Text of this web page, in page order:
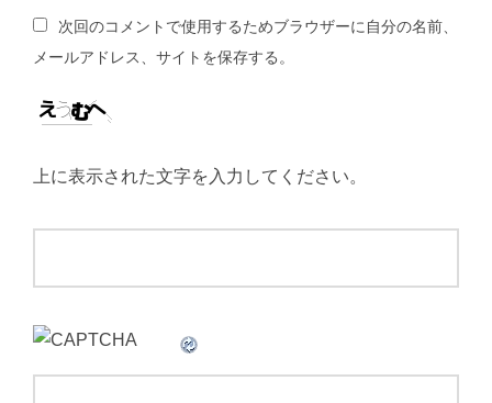
次回のコメントで使用するためブラウザーに自分の名前、
メールアドレス、サイトを保存する。
上に表示された文字を入力してください。